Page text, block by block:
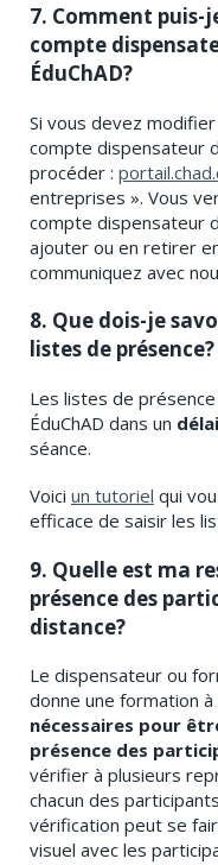
7. Comment puis-
compte
ÉduChAD?
Si vous devez
compte dispensateur
procéder :
entreprises ». Vous
compte dispensateur
ajouter ou en retirer
communiquez avec
8. Que dois-je
listes de présence?
Les listes de
ÉduChAD dans un
séance.
Voici un tutoriel qui
efficace de saisir les
9. Quelle est ma
présence des
distance?
Le dispensateur ou
donne une formation
nécessaires pour
présence des
vérifier à plusieurs
chacun des
vérification peut se
visuel avec les